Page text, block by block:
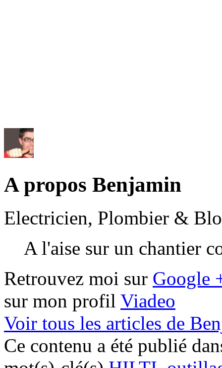
A propos Benjamin
Electricien, Plombier &
A l'aise sur un chantier
Retrouvez moi sur Google
sur mon profil Viadeo
Voir tous les articles de
Ce contenu a été publié